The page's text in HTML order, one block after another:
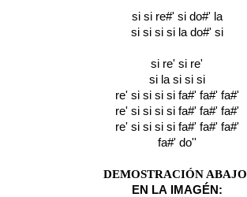
si si re#' si do#' la
si si si si la do#' si
si re' si re'
si la si si si
re' si si si si fa#' fa#' fa#'
re' si si si si fa#' fa#' fa#'
re' si si si si fa#' fa#' fa#'
fa#' do''
DEMOSTRACIÓN ABAJO
EN LA
IMAGÉN: